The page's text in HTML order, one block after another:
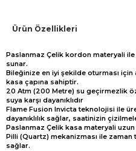
Ürün Özellikleri
Paslanmaz Çelik kordon materyali
sunar.
Bileğinize en iyi şekilde oturması
kasa çapına sahiptir.
20 Atm (200 Metre) su geçirmezlik
suya karşı dayanıklıdır
Flame Fusion Invicta teknolojisi ile
dayanıklılık sağlar, saatinizin
Paslanmaz Çelik kasa materyali
Pilli (Quartz) mekanizması ile
sağlar.